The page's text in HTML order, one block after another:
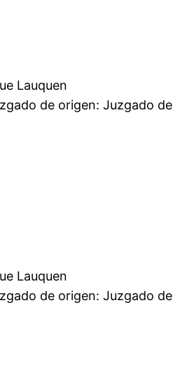
Trenque Lauquen
Juzgado de
Trenque Lauquen
Juzgado de